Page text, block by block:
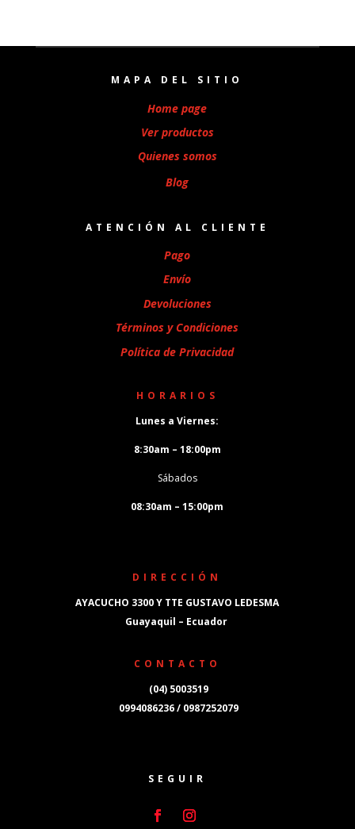
MAPA DEL SITIO
Home page
Ver productos
Quienes somos
Blog
ATENCIÓN AL CLIENTE
Pago
Envío
Devoluciones
Términos y Condiciones
Política de Privacidad
HORARIOS
Lunes a Viernes:
8:30am – 18:00pm
Sábados
08:30am – 15:00pm
DIRECCIÓN
AYACUCHO 3300 Y TTE GUSTAVO LEDESMA
Guayaquil – Ecuador
CONTACTO
(04) 5003519
0994086236 / 0987252079
SEGUIR